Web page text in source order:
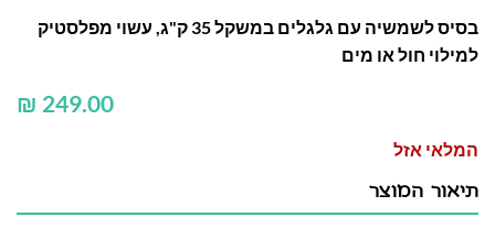
בסיס לשמשיה עם גלגלים במשקל 35 ק"ג, עשוי מפלסטיק
למילוי חול או מים
₪
המלאי אזל
תיאור המוצר